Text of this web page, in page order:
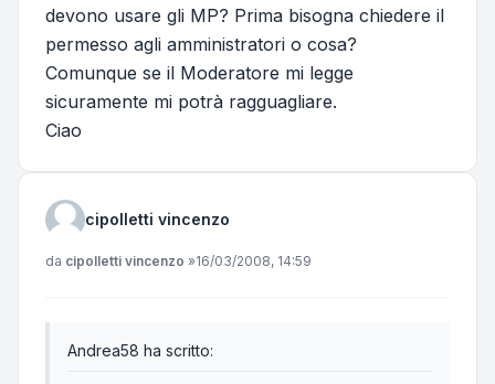
devono usare gli MP? Prima bisogna chiedere il
permesso agli amministratori o cosa?
Comunque se il Moderatore mi legge
sicuramente mi potrà ragguagliare.
Ciao
cipolletti vincenzo
Messaggio
da cipolletti vincenzo »16/03/2008, 14:59
Andrea58 ha scritto: